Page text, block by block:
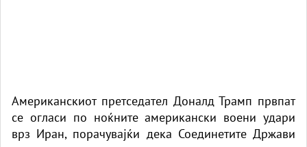
Американскиот претседател Доналд Трамп првпат
се огласи по ноќните американски воени удари
врз Иран, порачувајќи дека Соединетите Држави